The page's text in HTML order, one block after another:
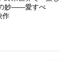
妙――愛すべ
作